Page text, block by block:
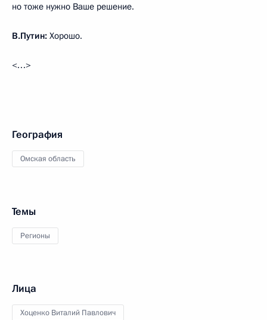
но тоже нужно Ваше решение.
В.Путин: Хорошо.
<…>
География
Омская область
Темы
Регионы
Лица
Хоценко Виталий Павлович